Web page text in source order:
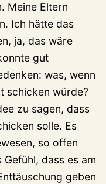
Meine Eltern
Ich hätte das
ja, das wäre
gut
was, wenn
schicken würde?
zu sagen, dass
solle. Es
so offen
dass es am
geben